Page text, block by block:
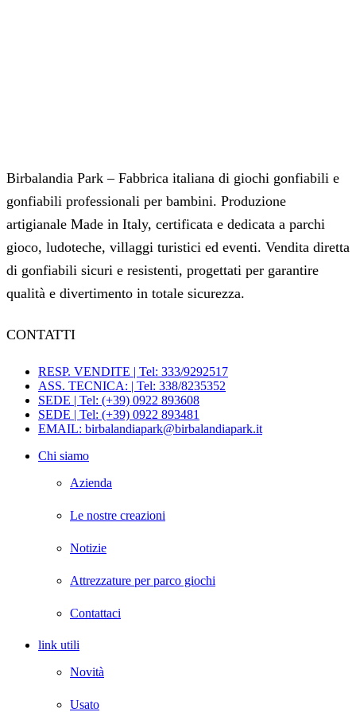
Birbalandia Park – Fabbrica italiana di giochi gonfiabili e
gonfiabili professionali per bambini. Produzione
artigianale Made in Italy, certificata e dedicata a parchi
gioco, ludoteche, villaggi turistici ed eventi. Vendita diretta
di gonfiabili sicuri e resistenti, progettati per garantire
qualità e divertimento in totale sicurezza.
CONTATTI
RESP. VENDITE | Tel: 333/9292517
ASS. TECNICA: | Tel: 338/8235352
SEDE | Tel: (+39) 0922 893608
SEDE | Tel: (+39) 0922 893481
EMAIL: birbalandiapark@birbalandiapark.it
Chi siamo
Azienda
Le nostre creazioni
Notizie
Attrezzature per parco giochi
Contattaci
link utili
Novità
Usato